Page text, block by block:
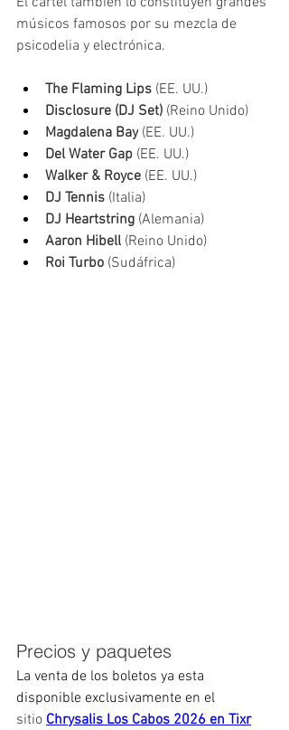
músicos famosos por su mezcla de
psicodelia y electrónica.
The Flaming Lips (EE. UU.)
Disclosure (DJ Set) (Reino Unido)
Magdalena Bay (EE. UU.)
Del Water Gap (EE. UU.)
Walker & Royce (EE. UU.)
DJ Tennis (Italia)
DJ Heartstring (Alemania)
Aaron Hibell (Reino Unido)
Roi Turbo (Sudáfrica)
Precios y paquetes
La venta de los boletos ya esta
disponible exclusivamente en el
sitio Chrysalis Los Cabos 2026 en Tixr